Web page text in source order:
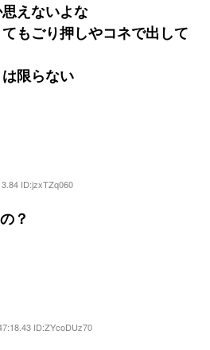
えないよな
もごり押しやコネで出して
限らない
ID:jzxTZq060
？
ID:ZYcoDUz70